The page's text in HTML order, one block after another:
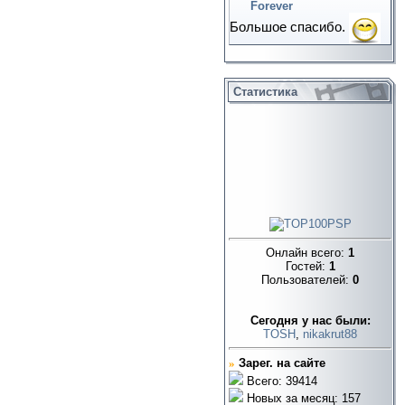
Forever
Большое спасибо.
Статистика
Онлайн всего: 1
Гостей: 1
Пользователей: 0
Cегодня у нас были:
TOSH , nikakrut88
» Зарег. на сайте
Всего: 39414
Новых за месяц: 157